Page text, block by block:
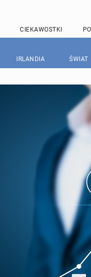
CIEKAWOSTKI
IRLANDIA ŚWIAT